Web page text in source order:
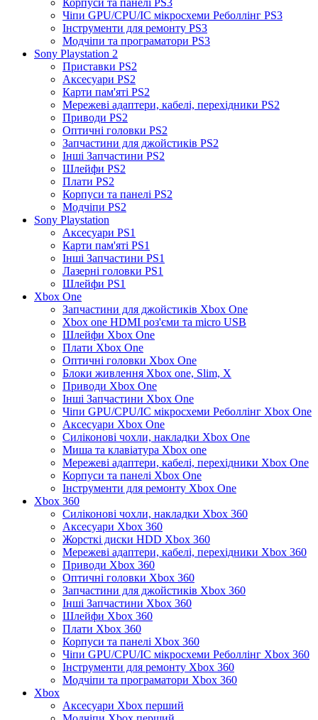
Чіпи GPU/CPU/IC мікросхеми Реболлінг PS3
Інструменти для ремонту PS3
Модчіпи та програматори PS3
Sony Playstation 2
Приставки PS2
Аксесуари PS2
Карти пам'яті PS2
Мережеві адаптери, кабелі, перехідники PS2
Приводи PS2
Оптичні головки PS2
Запчастини для джойстиків PS2
Інші Запчастини PS2
Шлейфи PS2
Плати PS2
Корпуси та панелі PS2
Модчіпи PS2
Sony Playstation
Аксесуари PS1
Карти пам'яті PS1
Інші Запчастини PS1
Лазерні головки PS1
Шлейфи PS1
Xbox One
Запчастини для джойстиків Xbox One
Xbox one HDMI роз'єми та micro USB
Шлейфи Xbox One
Плати Xbox One
Оптичні головки Xbox One
Блоки живлення Xbox one, Slim, X
Приводи Xbox One
Інші Запчастини Xbox One
Чіпи GPU/CPU/IC мікросхеми Реболлінг Xbox One
Аксесуари Xbox One
Силіконові чохли, накладки Xbox One
Миша та клавіатура Xbox one
Мережеві адаптери, кабелі, перехідники Xbox One
Корпуси та панелі Xbox One
Інструменти для ремонту Xbox One
Xbox 360
Силіконові чохли, накладки Xbox 360
Аксесуари Xbox 360
Жорсткі диски HDD Xbox 360
Мережеві адаптери, кабелі, перехідники Xbox 360
Приводи Xbox 360
Оптичні головки Xbox 360
Запчастини для джойстиків Xbox 360
Інші Запчастини Xbox 360
Шлейфи Xbox 360
Плати Xbox 360
Корпуси та панелі Xbox 360
Чіпи GPU/CPU/IC мікросхеми Реболлінг Xbox 360
Інструменти для ремонту Xbox 360
Модчіпи та програматори Xbox 360
Xbox
Аксесуари Xbox перший